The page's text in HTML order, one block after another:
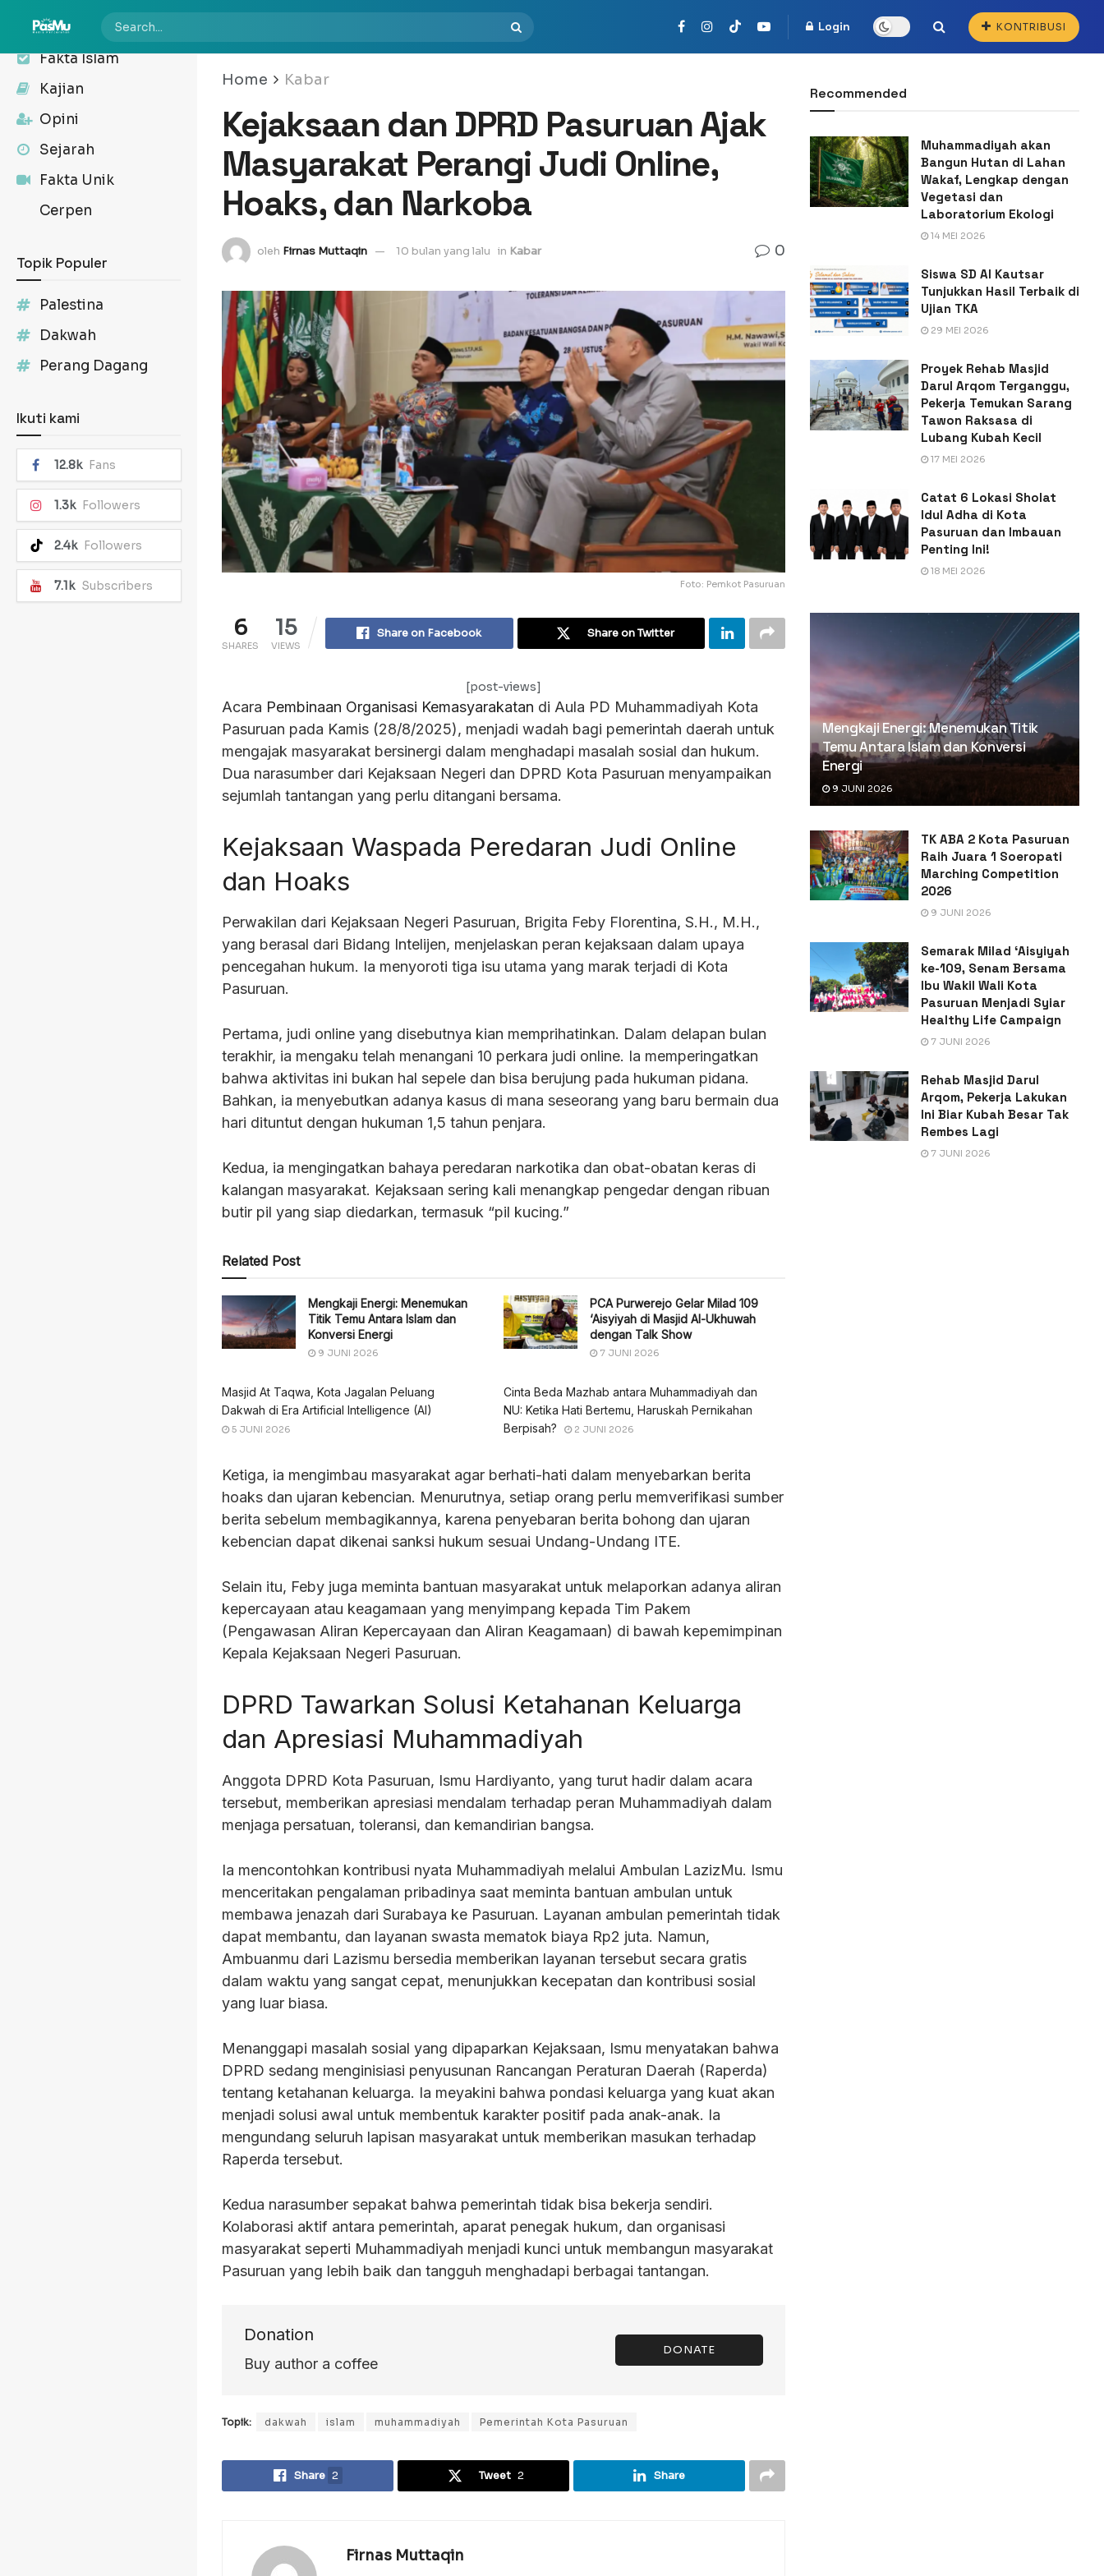
Kabar
Fakta Islam
Kajian
Opini
Sejarah
Fakta Unik
Cerpen
Topik Populer
Palestina
Dakwah
Perang Dagang
Ikuti kami
12.8k Fans
1.3k Followers
2.4k Followers
7.1k Subscribers
Login KONTRIBUSI
Home Kabar
Kejaksaan dan DPRD Pasuruan Ajak
Masyarakat Perangi Judi Online,
Hoaks, dan Narkoba
oleh Firnas Muttaqin 10 bulan yang lalu in Kabar 0
Foto: Pemkot Pasuruan
6
SHARES
15
VIEWS
Share on Facebook Share on Twitter
[post-views]
Acara Pembinaan Organisasi Kemasyarakatan di Aula PD Muhammadiyah Kota
Pasuruan pada Kamis (28/8/2025), menjadi wadah bagi pemerintah daerah untuk
mengajak masyarakat bersinergi dalam menghadapi masalah sosial dan hukum.
Dua narasumber dari Kejaksaan Negeri dan DPRD Kota Pasuruan menyampaikan
sejumlah tantangan yang perlu ditangani bersama.
Kejaksaan Waspada Peredaran Judi Online
dan Hoaks
Perwakilan dari Kejaksaan Negeri Pasuruan, Brigita Feby Florentina, S.H., M.H.,
yang berasal dari Bidang Intelijen, menjelaskan peran kejaksaan dalam upaya
pencegahan hukum. Ia menyoroti tiga isu utama yang marak terjadi di Kota
Pasuruan.
Pertama, judi online yang disebutnya kian memprihatinkan. Dalam delapan bulan
terakhir, ia mengaku telah menangani 10 perkara judi online. Ia memperingatkan
bahwa aktivitas ini bukan hal sepele dan bisa berujung pada hukuman pidana.
Bahkan, ia menyebutkan adanya kasus di mana seseorang yang baru bermain dua
hari dituntut dengan hukuman 1,5 tahun penjara.
Kedua, ia mengingatkan bahaya peredaran narkotika dan obat-obatan keras di
kalangan masyarakat. Kejaksaan sering kali menangkap pengedar dengan ribuan
butir pil yang siap diedarkan, termasuk “pil kucing.”
Related Post
Mengkaji Energi: Menemukan
Titik Temu Antara Islam dan
Konversi Energi
9 JUNI 2026
PCA Purwerejo Gelar Milad 109
‘Aisyiyah di Masjid Al-Ukhuwah
dengan Talk Show
7 JUNI 2026
Masjid At Taqwa, Kota Jagalan Peluang
Dakwah di Era Artificial Intelligence (AI)
5 JUNI 2026
Cinta Beda Mazhab antara Muhammadiyah dan
NU: Ketika Hati Bertemu, Haruskah Pernikahan
Berpisah?
2 JUNI 2026
Ketiga, ia mengimbau masyarakat agar berhati-hati dalam menyebarkan berita
hoaks dan ujaran kebencian. Menurutnya, setiap orang perlu memverifikasi sumber
berita sebelum membagikannya, karena penyebaran berita bohong dan ujaran
kebencian dapat dikenai sanksi hukum sesuai Undang-Undang ITE.
Selain itu, Feby juga meminta bantuan masyarakat untuk melaporkan adanya aliran
kepercayaan atau keagamaan yang menyimpang kepada Tim Pakem
(Pengawasan Aliran Kepercayaan dan Aliran Keagamaan) di bawah kepemimpinan
Kepala Kejaksaan Negeri Pasuruan.
DPRD Tawarkan Solusi Ketahanan Keluarga
dan Apresiasi Muhammadiyah
Anggota DPRD Kota Pasuruan, Ismu Hardiyanto, yang turut hadir dalam acara
tersebut, memberikan apresiasi mendalam terhadap peran Muhammadiyah dalam
menjaga persatuan, toleransi, dan kemandirian bangsa.
Ia mencontohkan kontribusi nyata Muhammadiyah melalui Ambulan LazizMu. Ismu
menceritakan pengalaman pribadinya saat meminta bantuan ambulan untuk
membawa jenazah dari Surabaya ke Pasuruan. Layanan ambulan pemerintah tidak
dapat membantu, dan layanan swasta mematok biaya Rp2 juta. Namun,
Ambuanmu dari Lazismu bersedia memberikan layanan tersebut secara gratis
dalam waktu yang sangat cepat, menunjukkan kecepatan dan kontribusi sosial
yang luar biasa.
Menanggapi masalah sosial yang dipaparkan Kejaksaan, Ismu menyatakan bahwa
DPRD sedang menginisiasi penyusunan Rancangan Peraturan Daerah (Raperda)
tentang ketahanan keluarga. Ia meyakini bahwa pondasi keluarga yang kuat akan
menjadi solusi awal untuk membentuk karakter positif pada anak-anak. Ia
mengundang seluruh lapisan masyarakat untuk memberikan masukan terhadap
Raperda tersebut.
Kedua narasumber sepakat bahwa pemerintah tidak bisa bekerja sendiri.
Kolaborasi aktif antara pemerintah, aparat penegak hukum, dan organisasi
masyarakat seperti Muhammadiyah menjadi kunci untuk membangun masyarakat
Pasuruan yang lebih baik dan tangguh menghadapi berbagai tantangan.
Donation
Buy author a coffee
DONATE
Topik: dakwah islam muhammadiyah Pemerintah Kota Pasuruan
Share 2 Tweet 2 Share
Firnas Muttaqin
Recommended
Muhammadiyah akan
Bangun Hutan di Lahan
Wakaf, Lengkap dengan
Vegetasi dan
Laboratorium Ekologi
14 MEI 2026
Siswa SD Al Kautsar
Tunjukkan Hasil Terbaik di
Ujian TKA
29 MEI 2026
Proyek Rehab Masjid
Darul Arqom Terganggu,
Pekerja Temukan Sarang
Tawon Raksasa di
Lubang Kubah Kecil
17 MEI 2026
Catat 6 Lokasi Sholat
Idul Adha di Kota
Pasuruan dan Imbauan
Penting Ini!
18 MEI 2026
Mengkaji Energi: Menemukan Titik
Temu Antara Islam dan Konversi
Energi
9 JUNI 2026
TK ABA 2 Kota Pasuruan
Raih Juara 1 Soeropati
Marching Competition
2026
9 JUNI 2026
Semarak Milad ‘Aisyiyah
ke-109, Senam Bersama
Ibu Wakil Wali Kota
Pasuruan Menjadi Syiar
Healthy Life Campaign
7 JUNI 2026
Rehab Masjid Darul
Arqom, Pekerja Lakukan
Ini Biar Kubah Besar Tak
Rembes Lagi
7 JUNI 2026